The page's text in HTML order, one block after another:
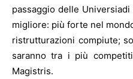
passaggio delle
migliore: più forte nel
ristrutturazioni compiute;
saranno tra i più
Magistris.